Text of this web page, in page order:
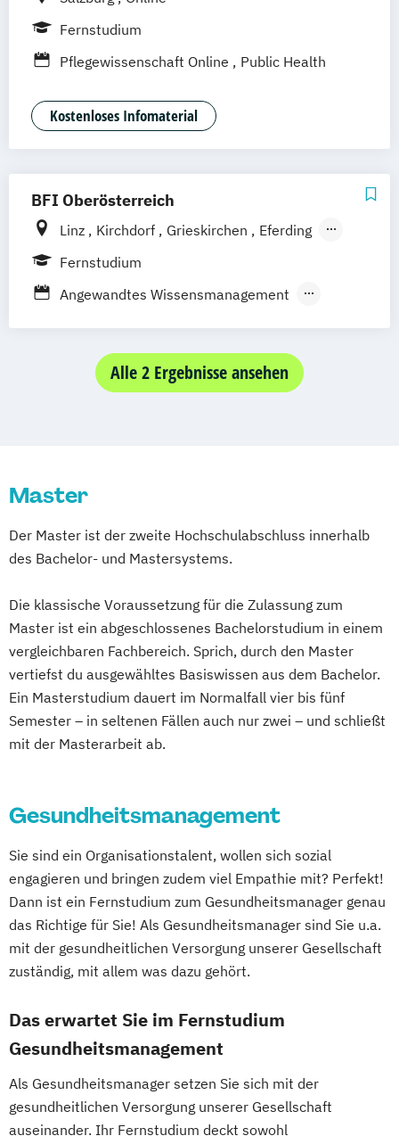
Fernstudium
Pflegewissenschaft Online
Public Health
Kostenloses Infomaterial
BFI Oberösterreich
Linz Kirchdorf Grieskirchen
Eferding
Gunskirchen
Rohrbach Perg Freistadt Traun
Schärding Braunau Mattighofen Wels
Vöcklabruck Leonding
Fernstudium
Angewandtes Wissensmanagement
Gesundheits- und Sozialmanagement
Management von Organisationen und
Soziale Arbeit
Wirtschaftspsychologie
Alle 2 Ergebnisse ansehen
Master
Der Master ist der zweite Hochschulabschluss innerhalb
des Bachelor- und Mastersystems.
Die klassische Voraussetzung für die Zulassung zum
Master ist ein abgeschlossenes Bachelorstudium in einem
vergleichbaren Fachbereich. Sprich, durch den Master
vertiefst du ausgewähltes Basiswissen aus dem Bachelor.
Ein Masterstudium dauert im Normalfall vier bis fünf
Semester – in seltenen Fällen auch nur zwei – und schließt
mit der Masterarbeit ab.
Gesundheitsmanagement
Sie sind ein Organisationstalent, wollen sich sozial
engagieren und bringen zudem viel Empathie mit? Perfekt!
Dann ist ein Fernstudium zum Gesundheitsmanager genau
das Richtige für Sie! Als Gesundheitsmanager sind Sie u.a.
mit der gesundheitlichen Versorgung unserer Gesellschaft
zuständig, mit allem was dazu gehört.
Das erwartet Sie im Fernstudium
Gesundheitsmanagement
Als Gesundheitsmanager setzen Sie sich mit der
gesundheitlichen Versorgung unserer Gesellschaft
auseinander. Ihr Fernstudium deckt sowohl